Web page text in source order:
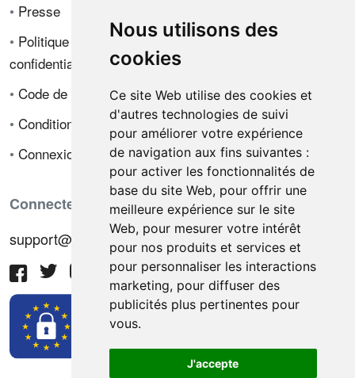
Nous utilisons des
cookies
Ce site Web utilise des cookies et
d'autres technologies de suivi
pour améliorer votre expérience
de navigation aux fins suivantes :
pour activer les fonctionnalités de
base du site Web, pour offrir une
meilleure expérience sur le site
Web, pour mesurer votre intérêt
pour nos produits et services et
pour personnaliser les interactions
marketing, pour diffuser des
publicités plus pertinentes pour
vous.
J'accepte
• Presse
• Politique de
confidentialité
• Code de déontologie
• Conditions de vente
• Connexion
Connectez-vous avec nous
support@hiringnotes.com